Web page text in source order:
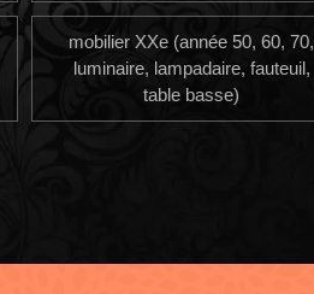
mobilier XXe (année 50, 60, 70,
luminaire, lampadaire, fauteuil,
table basse)